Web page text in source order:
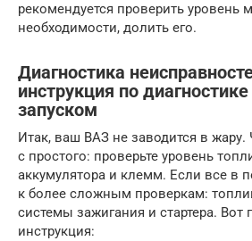
рекомендуется проверить уровень
необходимости, долить его.
Диагностика
инструкция по
запуском
Итак, ваш ВАЗ не заводится в жару.
с простого: проверьте уровень
аккумулятора и клемм. Если все в
к более сложным проверкам:
системы зажигания и стартера. Вот
инструкция: